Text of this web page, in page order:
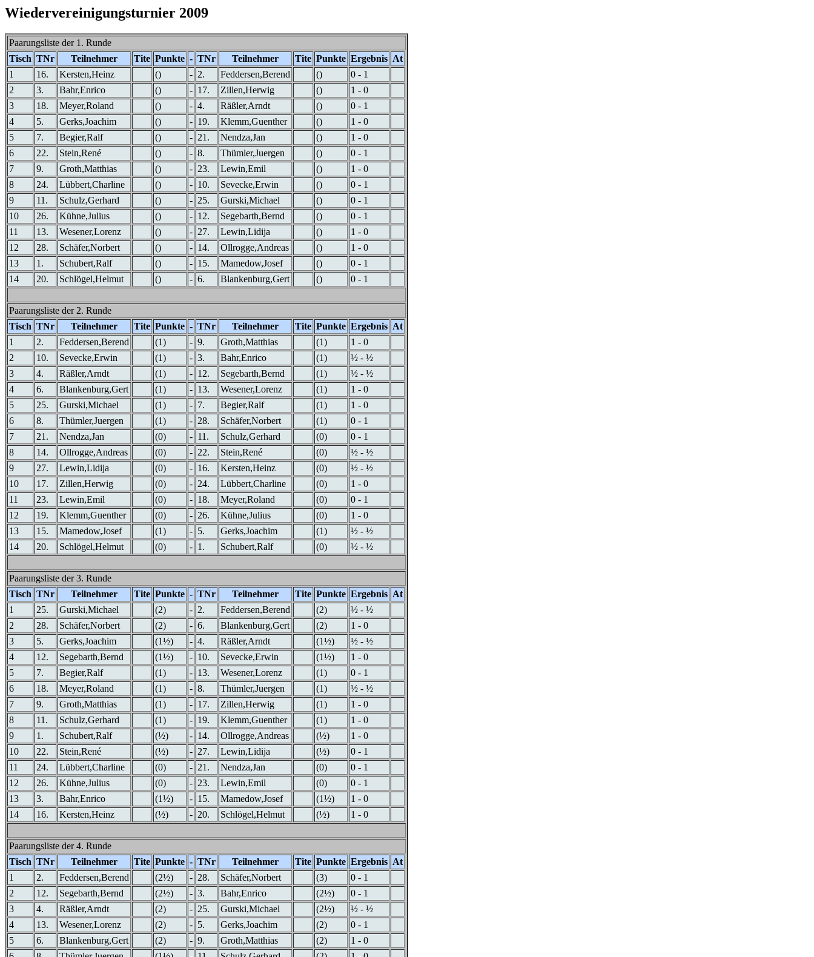
Wiedervereinigungsturnier 2009
Paarungsliste der 1. Runde
Tisch TNr Teilnehmer Tite Punkte - TNr Teilnehmer Tite Punkte Ergebnis At
1
16. Kersten,Heinz () - 2. Feddersen,Berend ()
0 - 1
2
3. Bahr,Enrico () - 17. Zillen,Herwig ()
1 - 0
3
18. Meyer,Roland () - 4. Räßler,Arndt ()
0 - 1
4
5. Gerks,Joachim () - 19. Klemm,Guenther ()
1 - 0
5
7. Begier,Ralf () - 21. Nendza,Jan ()
1 - 0
6
22. Stein,René () - 8. Thümler,Juergen ()
0 - 1
7
9. Groth,Matthias () - 23. Lewin,Emil ()
1 - 0
8
24. Lübbert,Charline () - 10. Sevecke,Erwin ()
0 - 1
9
11. Schulz,Gerhard () - 25. Gurski,Michael ()
0 - 1
10
26. Kühne,Julius () - 12. Segebarth,Bernd ()
0 - 1
11
13. Wesener,Lorenz () - 27. Lewin,Lidija ()
1 - 0
12
28. Schäfer,Norbert () - 14. Ollrogge,Andreas ()
1 - 0
13
1. Schubert,Ralf () - 15. Mamedow,Josef ()
0 - 1
14
20. Schlögel,Helmut () - 6. Blankenburg,Gert () 0 - 1
Paarungsliste der 2. Runde
Tisch TNr Teilnehmer Tite Punkte - TNr Teilnehmer Tite Punkte Ergebnis At
1
2. Feddersen,Berend (1) - 9. Groth,Matthias (1)
1 - 0
2
10. Sevecke,Erwin (1) - 3. Bahr,Enrico (1)
½ - ½
3
4. Räßler,Arndt (1) - 12. Segebarth,Bernd (1)
½ - ½
4
6. Blankenburg,Gert (1) - 13. Wesener,Lorenz (1)
1 - 0
5
25. Gurski,Michael (1) - 7. Begier,Ralf (1)
1 - 0
6
8. Thümler,Juergen (1) - 28. Schäfer,Norbert (1)
0 - 1
7
21. Nendza,Jan (0) - 11. Schulz,Gerhard (0)
0 - 1
8
14. Ollrogge,Andreas (0) - 22. Stein,René (0)
½ - ½
9
27. Lewin,Lidija (0) - 16. Kersten,Heinz (0)
½ - ½
10
17. Zillen,Herwig (0) - 24. Lübbert,Charline (0)
1 - 0
11
23. Lewin,Emil (0) - 18. Meyer,Roland (0)
0 - 1
12
19. Klemm,Guenther (0) - 26. Kühne,Julius (0)
1 - 0
13
15. Mamedow,Josef (1) - 5. Gerks,Joachim (1)
½ - ½
14
20. Schlögel,Helmut (0) - 1. Schubert,Ralf (0) ½ - ½
Paarungsliste der 3. Runde
Tisch TNr Teilnehmer Tite Punkte - TNr Teilnehmer Tite Punkte Ergebnis At
1
25. Gurski,Michael (2) - 2. Feddersen,Berend (2)
½ - ½
2
28. Schäfer,Norbert (2) - 6. Blankenburg,Gert (2)
1 - 0
3
5. Gerks,Joachim (1½) - 4. Räßler,Arndt (1½)
½ - ½
4
12. Segebarth,Bernd (1½) - 10. Sevecke,Erwin (1½)
1 - 0
5
7. Begier,Ralf (1) - 13. Wesener,Lorenz (1)
0 - 1
6
18. Meyer,Roland (1) - 8. Thümler,Juergen (1)
½ - ½
7
9. Groth,Matthias (1) - 17. Zillen,Herwig (1)
1 - 0
8
11. Schulz,Gerhard (1) - 19. Klemm,Guenther (1)
1 - 0
9
1. Schubert,Ralf (½) - 14. Ollrogge,Andreas (½)
1 - 0
10
22. Stein,René (½) - 27. Lewin,Lidija (½)
0 - 1
11
24. Lübbert,Charline (0) - 21. Nendza,Jan (0)
0 - 1
12
26. Kühne,Julius (0) - 23. Lewin,Emil (0)
0 - 1
13
3. Bahr,Enrico (1½) - 15. Mamedow,Josef (1½)
1 - 0
14
16. Kersten,Heinz (½) - 20. Schlögel,Helmut (½) 1 - 0
Paarungsliste der 4. Runde
Tisch TNr Teilnehmer Tite Punkte - TNr Teilnehmer Tite Punkte Ergebnis At
1
2. Feddersen,Berend (2½) - 28. Schäfer,Norbert (3)
0 - 1
2
12. Segebarth,Bernd (2½) - 3. Bahr,Enrico (2½)
0 - 1
3
4. Räßler,Arndt (2) - 25. Gurski,Michael (2½)
½ - ½
4
13. Wesener,Lorenz (2) - 5. Gerks,Joachim (2)
0 - 1
5
6. Blankenburg,Gert (2) - 9. Groth,Matthias (2)
1 - 0